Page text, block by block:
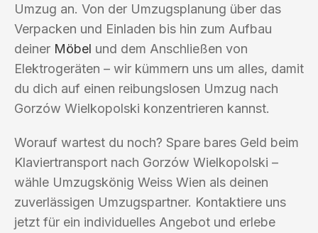
Umzug an. Von der Umzugsplanung über das
Verpacken und Einladen bis hin zum Aufbau
deiner Möbel und dem Anschließen von
Elektrogeräten – wir kümmern uns um alles, damit
du dich auf einen reibungslosen Umzug nach
Gorzów Wielkopolski konzentrieren kannst.
Worauf wartest du noch? Spare bares Geld beim
Klaviertransport nach Gorzów Wielkopolski –
wähle Umzugskönig Weiss Wien als deinen
zuverlässigen Umzugspartner. Kontaktiere uns
jetzt für ein individuelles Angebot und erlebe